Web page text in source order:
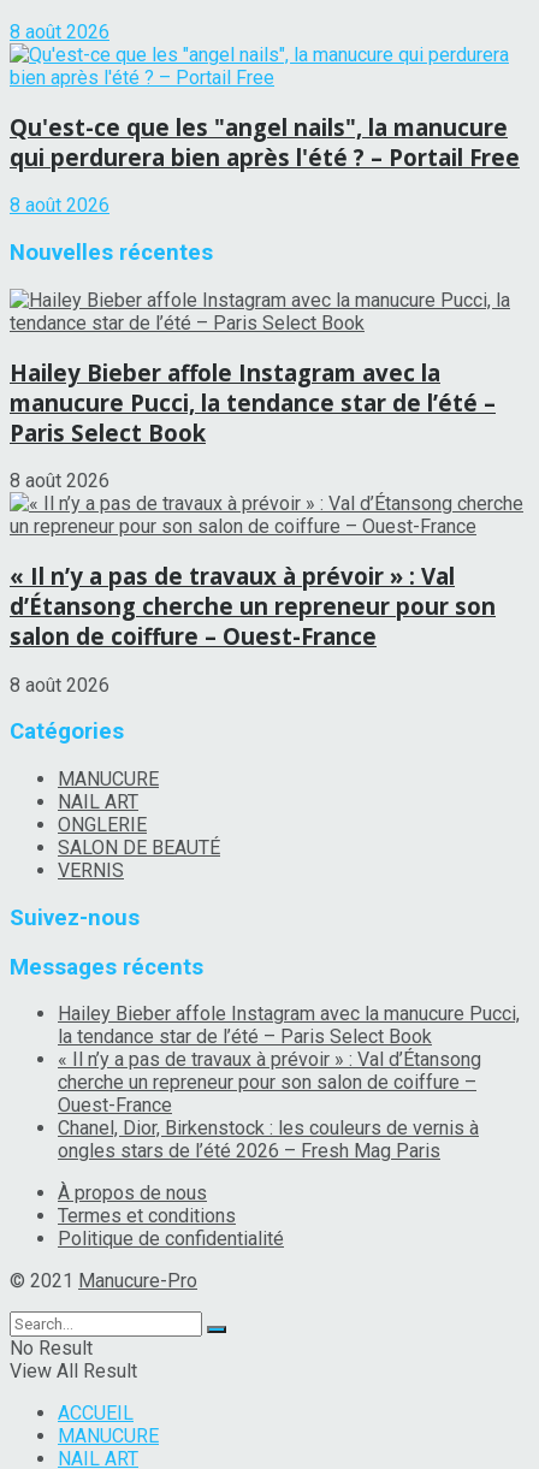
8 août 2026
Qu'est-ce que les "angel nails", la manucure
qui perdurera bien après l'été ? – Portail Free
8 août 2026
Nouvelles récentes
Hailey Bieber affole Instagram avec la
manucure Pucci, la tendance star de l’été –
Paris Select Book
8 août 2026
« Il n’y a pas de travaux à prévoir » : Val
d’Étansong cherche un repreneur pour son
salon de coiffure – Ouest-France
8 août 2026
Catégories
MANUCURE
NAIL ART
ONGLERIE
SALON DE BEAUTÉ
VERNIS
Suivez-nous
Messages récents
Hailey Bieber affole Instagram avec la manucure Pucci,
la tendance star de l’été – Paris Select Book
« Il n’y a pas de travaux à prévoir » : Val d’Étansong
cherche un repreneur pour son salon de coiffure –
Ouest-France
Chanel, Dior, Birkenstock : les couleurs de vernis à
ongles stars de l’été 2026 – Fresh Mag Paris
À propos de nous
Termes et conditions
Politique de confidentialité
© 2021 Manucure-Pro
No Result
View All Result
ACCUEIL
MANUCURE
NAIL ART